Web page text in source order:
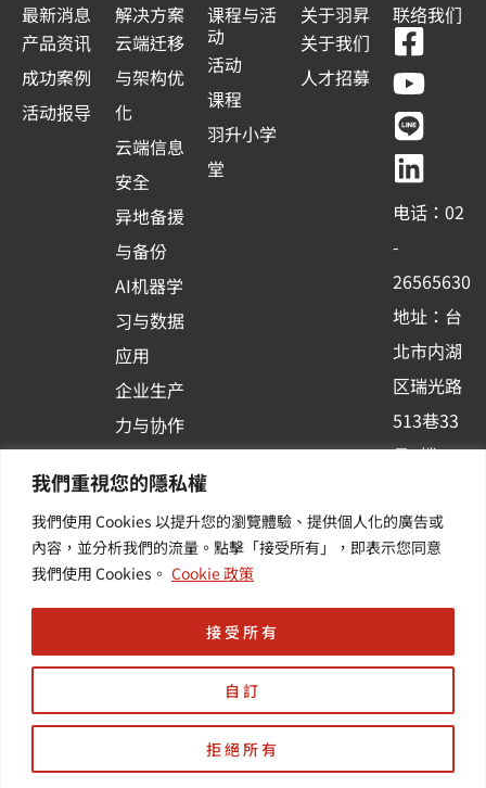
我們重視您的隱私權
我們使用 Cookies 以提升您的瀏覽體驗、提供個人化的廣告或
內容，並分析我們的流量。點擊「接受所有」，即表示您同意
我們使用 Cookies。 Cookie 政策
自訂
拒絕所有
接受所有
最新消息
产品资讯
成功案例
活动报导
解决方案
云端迁移
与架构优
化
云端信息
安全
异地备援
与备份
AI机器学
习与数据
应用
企业生产
力与协作
台应用
其他/增
值服务
课程与活
动
活动
课程
羽升小学
堂
关于羽昇
关于我们
人才招募
联络我们
F
a
c
e
b
o
o
k
-
s
q
u
a
r
Y
o
u
t
u
b
e
L
i
n
e
L
i
n
k
e
d
i
n
电话：02
-
26565630
地址：台
北市内湖
区瑞光路
513巷33
号6楼
新讯 | 提
供您最新
Copyright © 羽昇國際股份有限公司